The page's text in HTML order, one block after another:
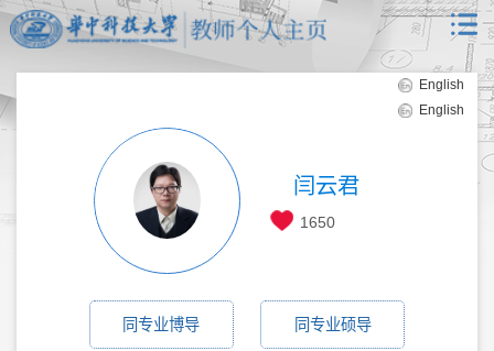
English
English
闫云君
1650
同专业博导 同专业硕导